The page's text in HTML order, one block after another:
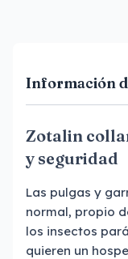
Información
Zotalin
y seguridad
Las pulgas y
normal, propio
los insectos
quieren un